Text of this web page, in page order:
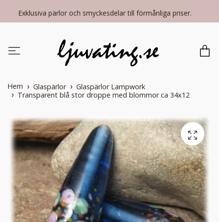
Exklusiva pärlor och smyckesdelar till förmånliga priser.
Hem Glaspärlor
Glaspärlor Lampwork
Transparent blå stor droppe med blommor ca 34x12